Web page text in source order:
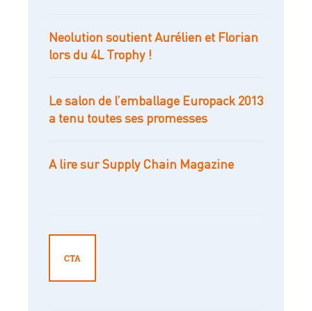
Neolution soutient Aurélien et Florian
lors du 4L Trophy !
Le salon de l’emballage Europack 2013
a tenu toutes ses promesses
A lire sur Supply Chain Magazine
CTA